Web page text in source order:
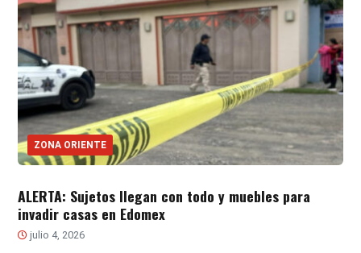
ZONA ORIENTE
ALERTA: Sujetos llegan con todo y muebles para
invadir casas en Edomex
julio 4, 2026